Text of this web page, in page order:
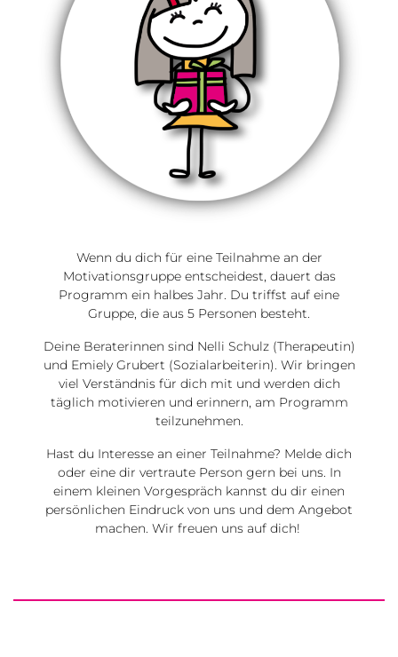
Wenn du dich für eine Teilnahme an der
Motivationsgruppe entscheidest, dauert das
Programm ein halbes Jahr. Du triffst auf eine
Gruppe, die aus 5 Personen besteht.
Deine Beraterinnen sind Nelli Schulz (Therapeutin)
und Emiely Grubert (Sozialarbeiterin). Wir bringen
viel Verständnis für dich mit und werden dich
täglich motivieren und erinnern, am Programm
teilzunehmen.
Hast du Interesse an einer Teilnahme? Melde dich
oder eine dir vertraute Person gern bei uns. In
einem kleinen Vorgespräch kannst du dir einen
persönlichen Eindruck von uns und dem Angebot
machen. Wir freuen uns auf dich!